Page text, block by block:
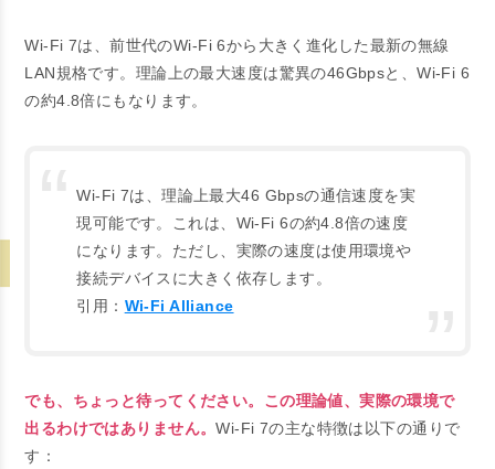
Wi-Fi 7は、前世代のWi-Fi 6から大きく進化した最新の無線
LAN規格です。理論上の最大速度は驚異の46Gbpsと、Wi-Fi 6
の約4.8倍にもなります。
Wi-Fi 7は、理論上最大46 Gbpsの通信速度を実
現可能です。これは、Wi-Fi 6の約4.8倍の速度
になります。ただし、実際の速度は使用環境や
接続デバイスに大きく依存します。
引用： Wi-Fi Alliance
でも、ちょっと待ってください。この理論値、実際の環境で
出るわけではありません。Wi-Fi 7の主な特徴は以下の通りで
す：